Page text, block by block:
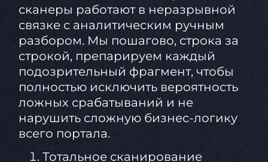
сканеры работают в неразрывной
связке с аналитическим ручным
разбором. Мы пошагово, строка за
строкой, препарируем каждый
подозрительный фрагмент, чтобы
полностью исключить вероятность
ложных срабатываний и не
нарушить сложную бизнес-логику
всего портала.
Тотальное сканирование